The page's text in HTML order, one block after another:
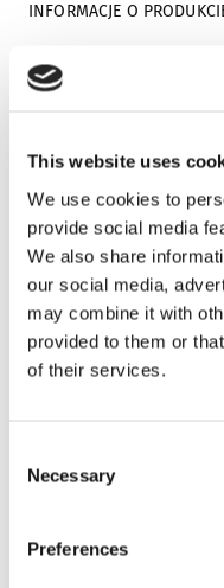
This website uses
We use cookies to
provide social media
We also share
our social media,
may combine it with
provided to them or
of their services.
Selection
Necessary
Preferences
INFORMACJE O
INFORMACJE O WYSYŁCE
OPINIE 1